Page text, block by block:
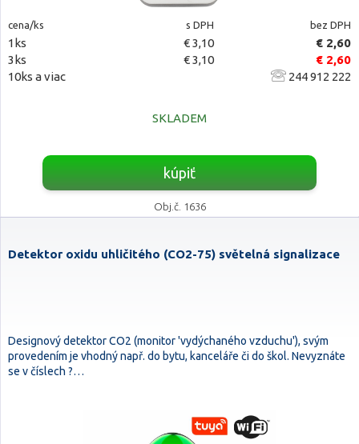
cena/ks s DPH bez DPH
1ks € 3,10
€ 2,60
3ks
€ 3,10
€ 2,60
10ks a viac
244 912 222
SKLADEM
kúpiť
Obj.č. 1636
Detektor oxidu uhličitého (CO2-75) světelná signalizace
Designový detektor CO2 (monitor 'vydýchaného vzduchu'), svým
provedením je vhodný např. do bytu, kanceláře či do škol. Nevyznáte
se v číslech ?…